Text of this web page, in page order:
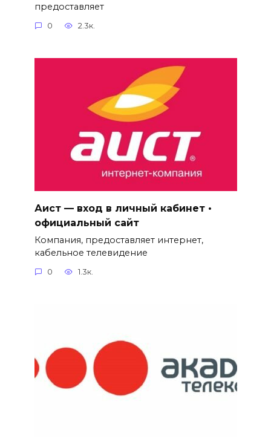
предоставляет
0 2.3к.
Аист — вход в личный кабинет •
официальный сайт
Компания, предоставляет интернет,
кабельное телевидение
0 1.3к.